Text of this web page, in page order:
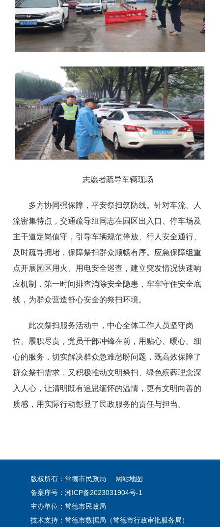
志愿者疏导车辆现场
多方协同强保障，平安祭扫筑防线。针对车流、人
流密集特点，交通疏导组同志在园区出入口、停车场及
主干道定岗值守，引导车辆规范停放、行人安全通行、
及时疏导拥堵，保障祭扫群众顺畅有序。应急保障组重
点开展园区用火、用电安全巡查，建立突发情况快速响
应机制，第一时间排查消除安全隐患，牢牢守住安全底
线，为群众营造舒心安全的祭扫环境。
此次祭扫服务活动中，中心全体工作人员坚守岗
位、履职尽责，党员干部冲锋在前，用贴心、暖心、细
心的服务，切实解决群众急难愁盼问题，既高效保障了
群众祭扫需求，又积极推动文明祭扫、绿色殡葬理念深
入人心，让清明既有追思缅怀的温情，更有文明向善的
质感，用实际行动彰显了民政服务的责任与担当。
版权所有：常德市民政局
网站地图
备案序号： 湘ICP备2023031904号-1
主办单位：常德市民政局
技术支持：常德市数据局（常德市行政审批服务局）